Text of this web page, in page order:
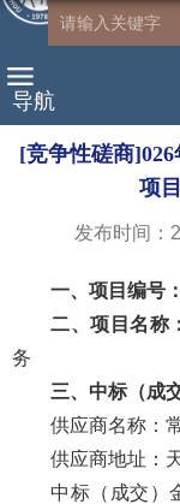
导航
[竞争性磋商
项
发布时间：
一、项目编号 ：
二、项目名称：
务
三、中标（成
供应商名称 ：
供应商地址：
中标（成交）